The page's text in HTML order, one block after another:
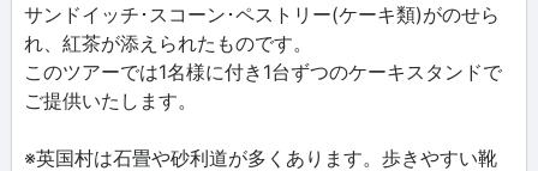
サンドイッチ･スコーン･ペストリー(ケーキ類)がのせら
れ、紅茶が添えられたものです。
このツアーでは1名様に付き1台ずつのケーキスタンドで
ご提供いたします。
※英国村は石畳や砂利道が多くあります。歩きやすい靴